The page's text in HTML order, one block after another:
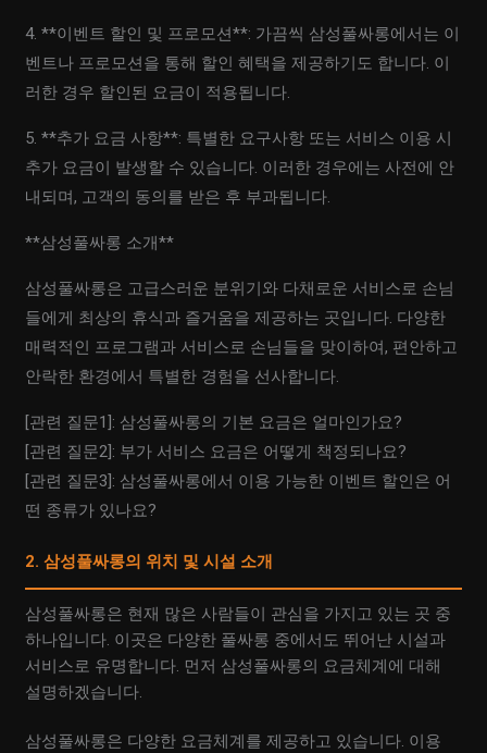
4. **이벤트 할인 및 프로모션**: 가끔씩 삼성풀싸롱에서는 이
벤트나 프로모션을 통해 할인 혜택을 제공하기도 합니다. 이
러한 경우 할인된 요금이 적용됩니다.
5. **추가 요금 사항**: 특별한 요구사항 또는 서비스 이용 시
추가 요금이 발생할 수 있습니다. 이러한 경우에는 사전에 안
내되며, 고객의 동의를 받은 후 부과됩니다.
**삼성풀싸롱 소개**
삼성풀싸롱은 고급스러운 분위기와 다채로운 서비스로 손님
들에게 최상의 휴식과 즐거움을 제공하는 곳입니다. 다양한
매력적인 프로그램과 서비스로 손님들을 맞이하여, 편안하고
안락한 환경에서 특별한 경험을 선사합니다.
[관련 질문1]: 삼성풀싸롱의 기본 요금은 얼마인가요?
[관련 질문2]: 부가 서비스 요금은 어떻게 책정되나요?
[관련 질문3]: 삼성풀싸롱에서 이용 가능한 이벤트 할인은 어
떤 종류가 있나요?
2. 삼성풀싸롱의 위치 및 시설 소개
삼성풀싸롱은 현재 많은 사람들이 관심을 가지고 있는 곳 중
하나입니다. 이곳은 다양한 풀싸롱 중에서도 뛰어난 시설과
서비스로 유명합니다. 먼저 삼성풀싸롱의 요금체계에 대해
설명하겠습니다.
삼성풀싸롱은 다양한 요금체계를 제공하고 있습니다. 이용